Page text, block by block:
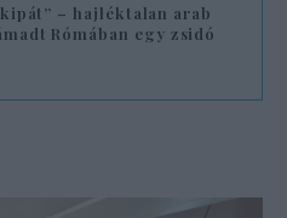
kipát” – hajléktalan arab
Rómában egy zsidó